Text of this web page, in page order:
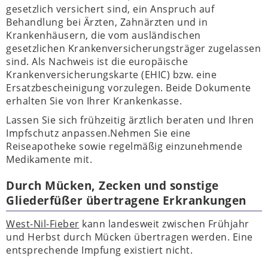
gesetzlich versichert sind, ein Anspruch auf
Behandlung bei Ärzten, Zahnärzten und in
Krankenhäusern, die vom ausländischen
gesetzlichen Krankenversicherungsträger zugelassen
sind. Als Nachweis ist die europäische
Krankenversicherungskarte (EHIC) bzw. eine
Ersatzbescheinigung vorzulegen. Beide Dokumente
erhalten Sie von Ihrer Krankenkasse.
Lassen Sie sich frühzeitig ärztlich beraten und Ihren
Impfschutz anpassen.Nehmen Sie eine
Reiseapotheke sowie regelmäßig einzunehmende
Medikamente mit.
Durch Mücken, Zecken und sonstige
Gliederfüßer übertragene Erkrankungen
West-Nil-Fieber kann landesweit zwischen Frühjahr
und Herbst durch Mücken übertragen werden. Eine
entsprechende Impfung existiert nicht.